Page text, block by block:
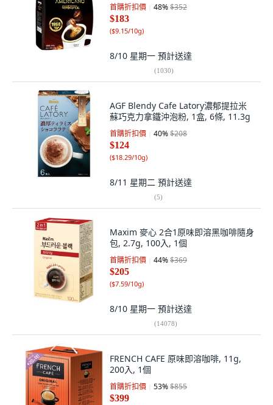
首購折扣價 48%$352
$183
($9.15/10g)
8/10 星期一 預計送達
(1030)
AGF Blendy Cafe Latory濃郁提拉米
蘇巧克力拿鐵沖泡粉, 1盒, 6條, 11.3g
首購折扣價 40%$208
$124
($18.29/10g)
8/11 星期二 預計送達
(5)
Maxim 麥心 2合1原味即溶黑咖啡隨身
包, 2.7g, 100入, 1個
首購折扣價 44%$369
$205
($7.59/10g)
8/10 星期一 預計送達
(14078)
FRENCH CAFE 原味即溶咖啡, 11g,
200入, 1個
首購折扣價 53%$855
$399